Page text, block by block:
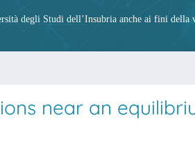
degli Studi dell’Insubria anche ai fini della
near an